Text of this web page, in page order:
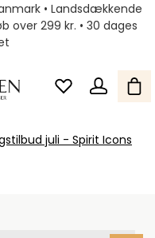
• Landsdækkende
over 299 kr. • 30 dages
juli - Spirit Icons